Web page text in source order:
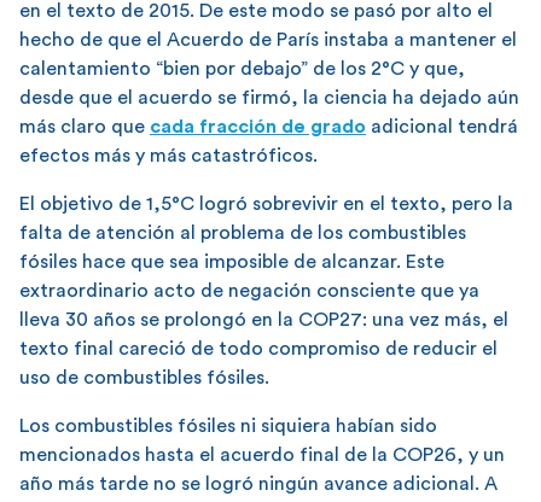
en el texto de 2015. De este modo se pasó por alto el
hecho de que el Acuerdo de París instaba a mantener el
calentamiento “bien por debajo” de los 2°C y que,
desde que el acuerdo se firmó, la ciencia ha dejado aún
más claro que cada fracción de grado adicional tendrá
efectos más y más catastróficos.
El objetivo de 1,5°C logró sobrevivir en el texto, pero la
falta de atención al problema de los combustibles
fósiles hace que sea imposible de alcanzar. Este
extraordinario acto de negación consciente que ya
lleva 30 años se prolongó en la COP27: una vez más, el
texto final careció de todo compromiso de reducir el
uso de combustibles fósiles.
Los combustibles fósiles ni siquiera habían sido
mencionados hasta el acuerdo final de la COP26, y un
año más tarde no se logró ningún avance adicional. A